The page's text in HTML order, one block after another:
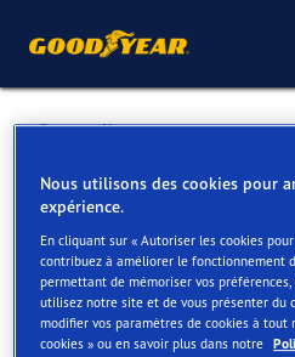
Retour liste
GARAGE KENIS
Services disponibles en ligne
Contact Services
Nous utilisons des cookies pour
expérience.
En cliquant sur « Autoriser les cookies
contribuez à améliorer le fonctionnement
permettant de mémoriser vos
utilisez notre site et de vous présenter du
modifier vos paramètres de cookies à tout
cookies » ou en savoir plus dans notre